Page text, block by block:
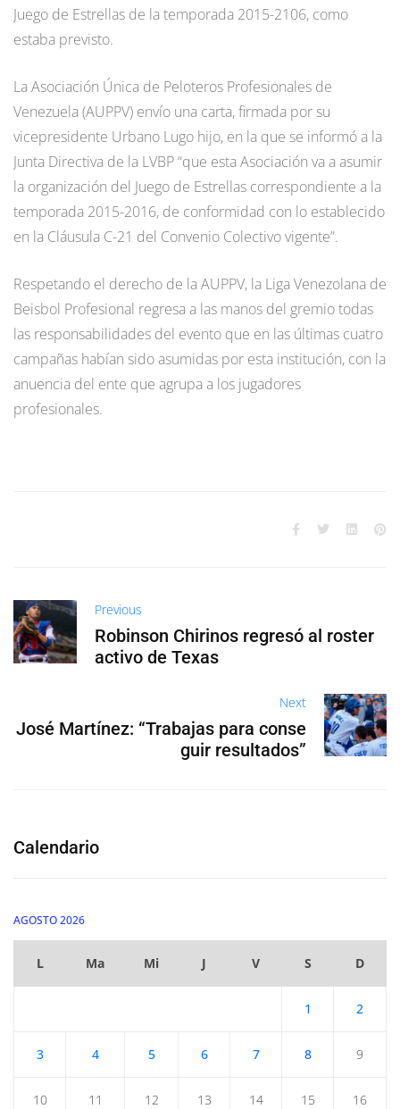
Juego de Estrellas de la temporada 2015-2106, como
estaba previsto.
La Asociación Única de Peloteros Profesionales de
Venezuela (AUPPV) envío una carta, firmada por su
vicepresidente Urbano Lugo hijo, en la que se informó a la
Junta Directiva de la LVBP “que esta Asociación va a asumir
la organización del Juego de Estrellas correspondiente a la
temporada 2015-2016, de conformidad con lo establecido
en la Cláusula C-21 del Convenio Colectivo vigente”.
Respetando el derecho de la AUPPV, la Liga Venezolana de
Beisbol Profesional regresa a las manos del gremio todas
las responsabilidades del evento que en las últimas cuatro
campañas habían sido asumidas por esta institución, con la
anuencia del ente que agrupa a los jugadores
profesionales.
Previous
Robinson Chirinos regresó al roster
activo de Texas
Next
José Martínez: “Trabajas para conse
guir resultados”
Calendario
AGOSTO 2026
L Ma Mi J V S D
1 2
3 4 5 6 7 8 9
10 11 12 13 14 15 16